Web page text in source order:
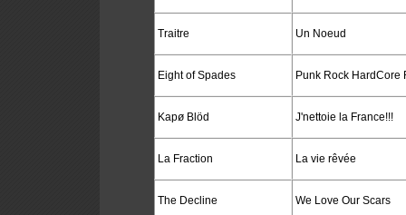
Traitre Un Noeud
Eight of Spades Punk Rock HardCore
Kapø Blöd J'nettoie la France!!!
La Fraction La vie rêvée
The Decline We Love Our Scars